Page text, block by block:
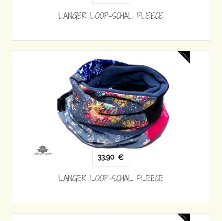
LANGER LOOP-SCHAL FLEECE
33,90 €
LANGER LOOP-SCHAL FLEECE